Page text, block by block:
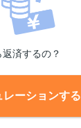
済するの？
レーションする